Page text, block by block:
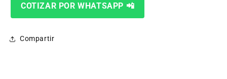
COTIZAR POR WHATSAPP 📲
Compartir